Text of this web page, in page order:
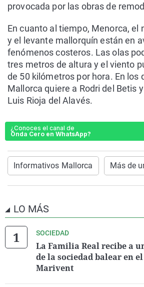
provocada por las obras de
En cuanto al tiempo, Menorca, el
y el levante mallorquín están en
fenómenos costeros. Las olas
tres metros de altura y el viento
de 50 kilómetros por hora. En los
Mallorca quiere a Rodri del Betis
Luis Rioja del Alavés.
¿Conoces el canal de
Onda Cero en WhatsApp?
Informativos Mallorca Más de
LO MÁS
SOCIEDAD
La Familia Real recibe a
de la sociedad balear en
Marivent